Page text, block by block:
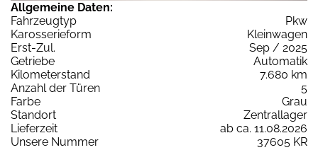
Allgemeine Daten:
Fahrzeugtyp
Pkw
Karosserieform
Kleinwagen
Erst-Zul.
Sep / 2025
Getriebe
Automatik
Kilometerstand
7.680 km
Anzahl der Türen
5
Farbe
Grau
Standort
Zentrallager
Lieferzeit
ab ca. 11.08.2026
Unsere Nummer
37605 KR